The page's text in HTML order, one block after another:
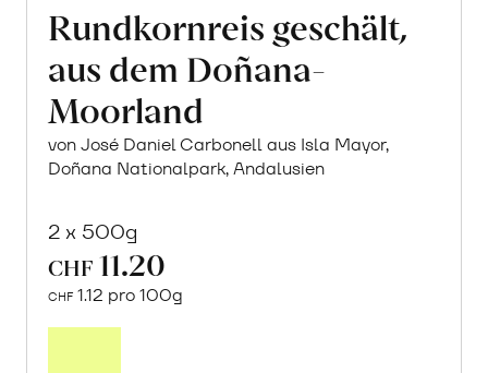
Rundkornreis geschält,
aus dem Doñana-
Moorland
von José Daniel Carbonell aus Isla Mayor,
Doñana Nationalpark, Andalusien
2 x 500g
CHF 11.20
CHF 1.12 pro 100g